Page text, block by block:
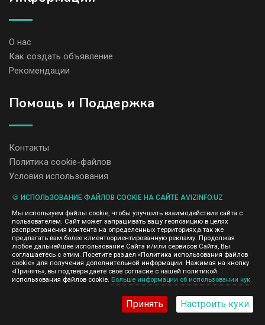
О нас
Как создать объявление
Рекомендации
Помощь и Поддержка
Контакты
Политика cookie-файлов
Условия использования
содержание размещенных объявлений.
Мы ценим конфиденциальность наших пользователей. Мы не
передаем и не продаем личную информацию зарегистрированных
пользователей AvizInfo.uz третьим лицам. Мы не отвечаем за
правила конфиденциальности сайтов на которые ссылается
AvizInfo.uz. На некоторых страницах нашего сайта представлена
реклама Google Adsense Advertising Network. Чтобы узнать
подробней о правилах конфиденциальности Googleнажмите тут
🍪 ИСПОЛЬЗОВАНИЕ ФАЙЛОВ COOKIE НА САЙТЕ AVIZINFO.UZ
Мы используем файлы cookie, чтобы улучшить взаимодействие сайта с
пользователем. Сайт может запрашивать вашу геопозицию в целях
распространения контента на определенных территориях,а так же
предлагать вам более клиентоориентированную рекламу. Продолжая
любое дальнейшее использование Сайта и/или сервисов Сайта, Вы
соглашаетесь с этим. Посетите раздел «Политика использования файлов
cookie» для получения дополнительной информации. Нажимая на кнопку
«Принять», вы подтверждаете свое согласие с нашей политикой
использования файлов cookie. Больше информации об использовании кук
Принять Настроить куки